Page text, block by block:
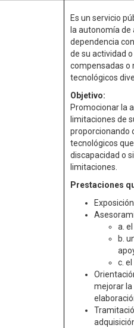
Es un servicio
la autonomía de
dependencia
de su actividad
compensadas o
tecnológicos
Objetivo:
Promocionar la
limitaciones de
proporcionando
tecnológicos
discapacidad o
limitaciones.
Prestaciones
a.
b.
c.
mejorar